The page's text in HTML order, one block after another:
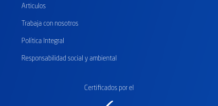
Articulos
Trabaja con nosotros
Política Integral
Responsabilidad social y ambiental
Certificados por el